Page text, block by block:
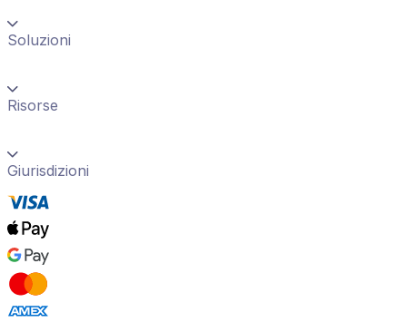
Soluzioni
Risorse
Giurisdizioni